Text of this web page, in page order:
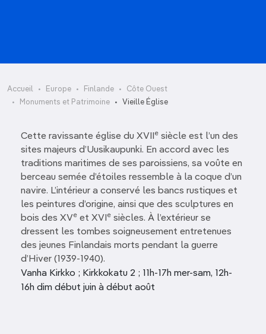
Accueil Europe Finlande
Côte Ouest
Monuments et Patrimoine
Vieille Église
Cette ravissante église du XVII e siècle est l’un des
sites majeurs d’Uusikaupunki. En accord avec les
traditions maritimes de ses paroissiens, sa voûte en
berceau semée d’étoiles ressemble à la coque d’un
navire. L’intérieur a conservé les bancs rustiques et
les peintures d’origine, ainsi que des sculptures en
bois des XVe et XVI e siècles. À l’extérieur se
dressent les tombes soigneusement entretenues
des jeunes Finlandais morts pendant la guerre
d’Hiver (1939-1940).
Vanha Kirkko ; Kirkkokatu 2 ; 11h-17h mer-sam, 12h-
16h dim début juin à début août